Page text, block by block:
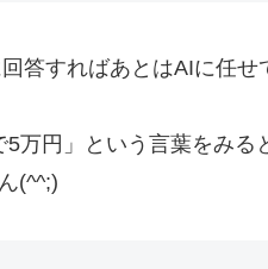
答すればあとはAIに任せ
5万円」という言葉をみ
(^^;)